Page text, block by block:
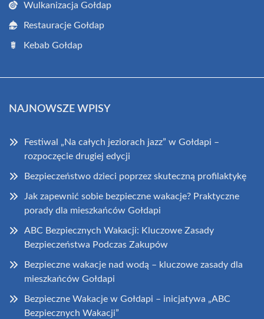
Wulkanizacja Gołdap
Restauracje Gołdap
Kebab Gołdap
NAJNOWSZE WPISY
Festiwal „Na całych jeziorach jazz” w Gołdapi –
rozpoczęcie drugiej edycji
Bezpieczeństwo dzieci poprzez skuteczną profilaktykę
Jak zapewnić sobie bezpieczne wakacje? Praktyczne
porady dla mieszkańców Gołdapi
ABC Bezpiecznych Wakacji: Kluczowe Zasady
Bezpieczeństwa Podczas Zakupów
Bezpieczne wakacje nad wodą – kluczowe zasady dla
mieszkańców Gołdapi
Bezpieczne Wakacje w Gołdapi – inicjatywa „ABC
Bezpiecznych Wakacji”